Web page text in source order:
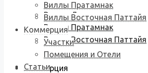
Виллы Джомтьен
Виллы Пратамнак
Виллы Восточная Паттайя
Коммерция
Виллы Пратамнак
Виллы Восточная Паттайя
Коммерция
Участки
Помещения и Отели
Статьи